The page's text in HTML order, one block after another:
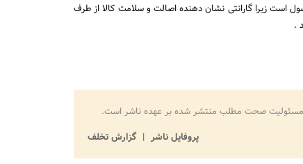
است زیرا گارانتی نشان دهنده اصالت و سلامت کالا از طرف
.
مسئولیت صحت مطلب منتشر شده بر عهده ناشر است.
پروفایل ناشر
گزارش تخلف